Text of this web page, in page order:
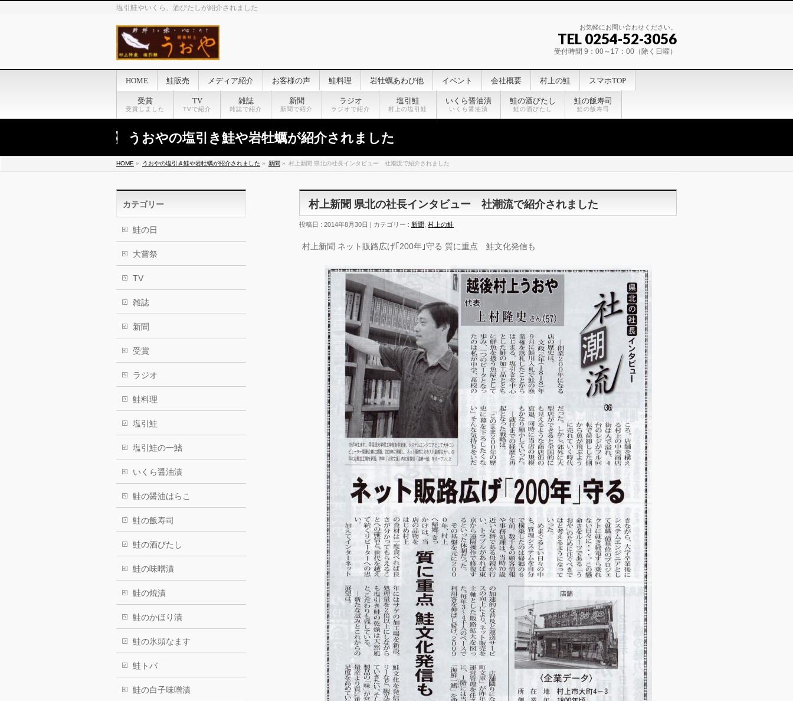
塩引鮭やいくら、酒びたしが紹介されました
お気軽にお問い合わせください。
TEL 0254-52-3056
受付時間 9：00～17：00（除く日曜）
HOME 鮭販売 メディア紹介 お客様の声 鮭料理 岩牡蠣あわび他 イベント 会社概要 村上の鮭 スマホTOP
受賞
受賞しました
TV
TVで紹介
雑誌
雑誌で紹介
新聞
新聞で紹介
ラジオ
ラジオで紹介
塩引鮭
村上の塩引鮭
いくら醤油漬
いくら醤油漬
鮭の酒びたし
鮭の酒びたし
鮭の飯寿司
鮭の飯寿司
うおやの塩引き鮭や岩牡蠣が紹介されました
HOME » うおやの塩引き鮭や岩牡蠣が紹介されました » 新聞 » 村上新聞 県北の社長インタビュー 社潮流で紹介されました
村上新聞 県北の社長インタビュー 社潮流で紹介されました
投稿日 : 2014年8月30日 | カテゴリー : 新聞 村上の鮭
村上新聞 ネット販路広げ｢200年｣守る 質に重点 鮭文化発信も
カテゴリー
鮭の日
大嘗祭
TV
雑誌
新聞
受賞
ラジオ
鮭料理
塩引鮭
塩引鮭の一鰭
いくら醤油漬
鮭の醤油はらこ
鮭の飯寿司
鮭の酒びたし
鮭の味噌漬
鮭の焼漬
鮭のかほり漬
鮭の氷頭なます
鮭トバ
鮭の白子味噌漬